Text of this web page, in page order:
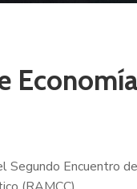
Segundo Encuentro de